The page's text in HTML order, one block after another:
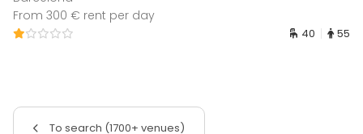
From 300 € rent per day
40 55
To search (1700+ venues)